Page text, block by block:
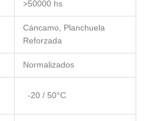
>50000 hs
Cáncamo, Planchuela
Reforzada
Normalizados
-20 / 50°C